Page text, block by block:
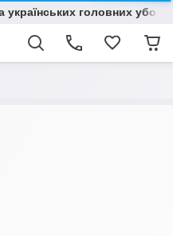
українських головних